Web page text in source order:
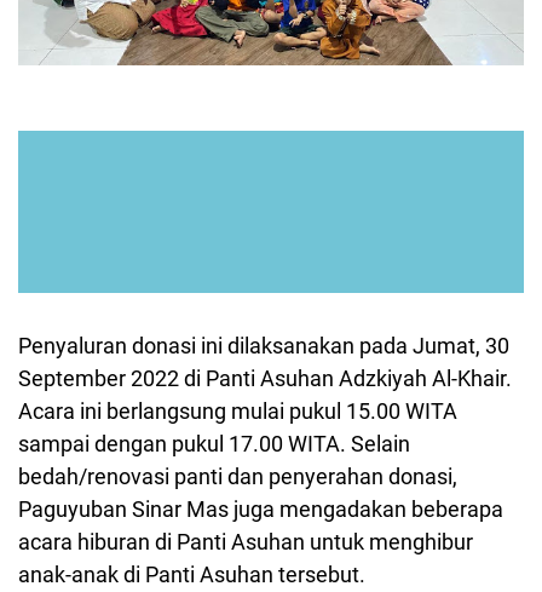
Penyaluran donasi ini dilaksanakan pada Jumat, 30
September 2022 di Panti Asuhan Adzkiyah Al-Khair.
Acara ini berlangsung mulai pukul 15.00 WITA
sampai dengan pukul 17.00 WITA. Selain
bedah/renovasi panti dan penyerahan donasi,
Paguyuban Sinar Mas juga mengadakan beberapa
acara hiburan di Panti Asuhan untuk menghibur
anak-anak di Panti Asuhan tersebut.